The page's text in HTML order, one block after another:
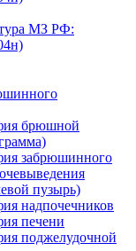
МЗ РФ:
брюшной
забрюшинного
пузырь)
надпочечников
печени
поджелудочной